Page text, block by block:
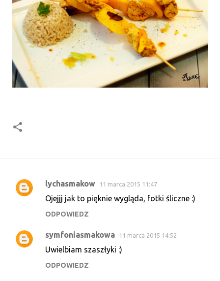
K
e
n
lychasmakow 11 marca 2015 11:47
Ojejjj jak to pięknie wygląda, fotki śliczne :)
ODPOWIEDZ
symfoniasmakowa 11 marca 2015 14:52
Uwielbiam szaszłyki :)
ODPOWIEDZ